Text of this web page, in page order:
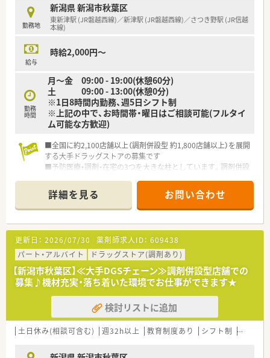
もキャリアチェンジすることが可能です。
≪福利厚生≫
購入額に対して会社から10％の奨励金が出ます。
■借上社宅制度として家賃の8割を会社が負担する制度がござい
■産休・育休の取得率は100％です。
■研修認定薬剤師をはじめ様々な資格の取得支援をしていま
す。
■薬剤師の年齢や経験、実績などを踏まえ段階的に様々な研修や
勉強会を行っています。
勤務地
新潟県 新潟市秋葉区
東新津駅 (JR磐越西線)／新津駅 (JR磐越西線)／さつき野駅 (JR信越
本線)
給与
時給2,000円～
勤務
時間
月～金 09:00 - 19:00(休憩60分)
土 09:00 - 13:00(休憩0分)
※1日8時間内勤務、週5日シフト制
※上記の中で、お時間帯・曜日はご相談可能(フルタイ
ム可能な方歓迎)
■全国に約2,100店舗以上（調剤併設型 約1,800店舗以上）を展開
する大手ドラッグストアの募集です
■予防医療・調剤・在宅の3つを大きな柱としています。調剤併設
に力を入れています
■業界トップクラスの時給2,600円！しっかりと稼ぎたい方にも
お勧めです！
■全国に多くの店舗を展開しているため、子供の学校行事等で休
まなければならない場合も、事前に休みを申請すればサポートし
て頂けます！
■社員購買割引き制度もあり、品ぞろえが多いと評判のドラッグ
ストアで大変嬉しい福利厚生です♪
■ダイバーシティーを推進し、性別に関わらず幅広い方が長く活
躍できる環境を整えています
■落ち着いた環境で、ペースを守ってお仕事に取組める環境で
■面受けの店舗が多く、科目も単科に偏らずバランスの良い業務
内容です。
詳細を見る お問い合わせ
更新日： 2026/07/30 薬剤師求人ID： 609438
パート・アルバイト
ドラッグストア(調剤あり)
【新潟市秋葉区】≪大手DGSチェーン≫調剤併設型店舗での
募集♪機材充実・落ち着いた環境でお仕事ができます★
検討リストに追加
土日休み(相談可含む) 週32h以上 教育制度あり シフト制 大手チ